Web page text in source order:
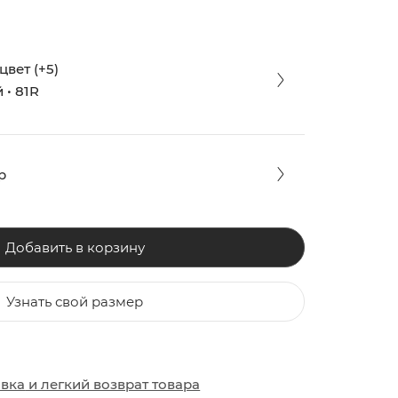
ОБУВЬ
ОБУВЬ
(+5)
81R
Добавить в корзину
Узнать свой размер
илегкий возврат товара